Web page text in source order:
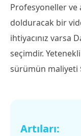
Profesyoneller ve
dolduracak bir
ihtiyacınız varsa
seçimdir.
sürümün maliyeti
Artıları: